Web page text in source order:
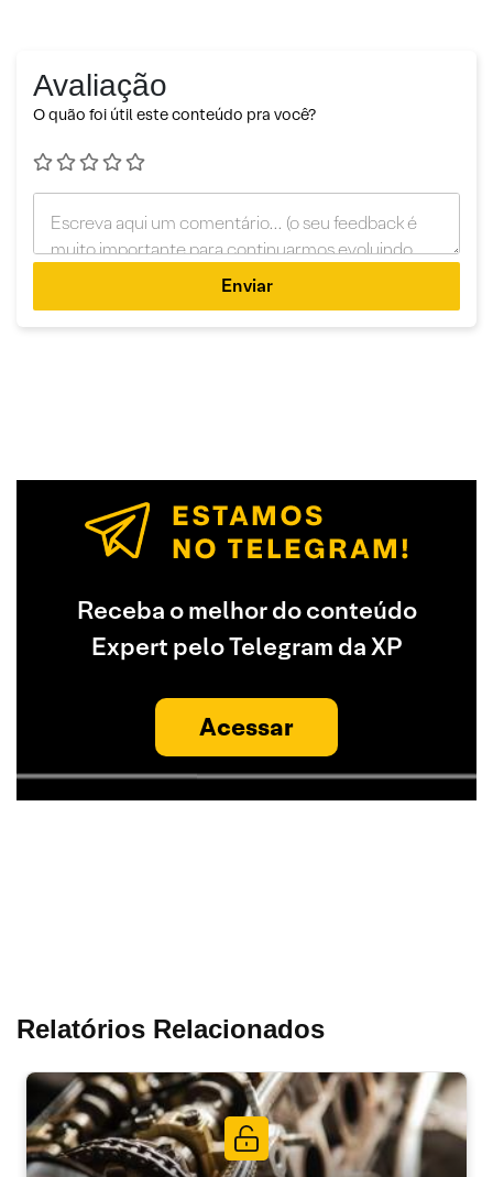
Avaliação
O quão foi útil este conteúdo pra você?
Enviar
Receba o melhor do conteúdo
Expert pelo Telegram da XP
Acessar
Relatórios Relacionados